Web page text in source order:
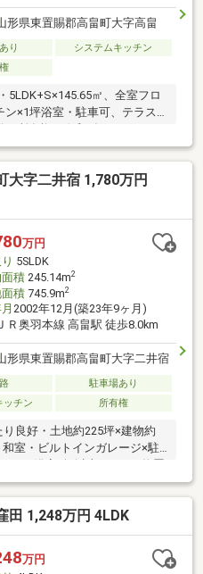
形県東置賜郡高畠町大字高畠
り
システムキッチン
5LDK+S×145.65㎡、全室フロ
×1坪浴室・駐車可、テラス
所有権・令和5年7月リフォ
・トイレ新品、クロス一部張
大字二井宿 1,780万円
万円
5SLDK
積245.14m2
積745.9m2
2002年12月(築23年9ヶ月)
ＪＲ奥羽本線 高畠駅 徒歩8.0km
形県東置賜郡高畠町大字二井宿
駐車場あり
ッチン 所有権
良好・土地約225坪×建物約
室・ビルトインガレージ×駐
移動スムーズ・庭・テラスで
分が一部未登記です。売買契
地（畑:476㎡）あり/ご希望に
田 1,248万円 4LDK
万円